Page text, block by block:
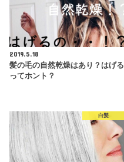
2019.5.18
髪の毛の自然乾燥はあり？はげる
ってホント？
白髪